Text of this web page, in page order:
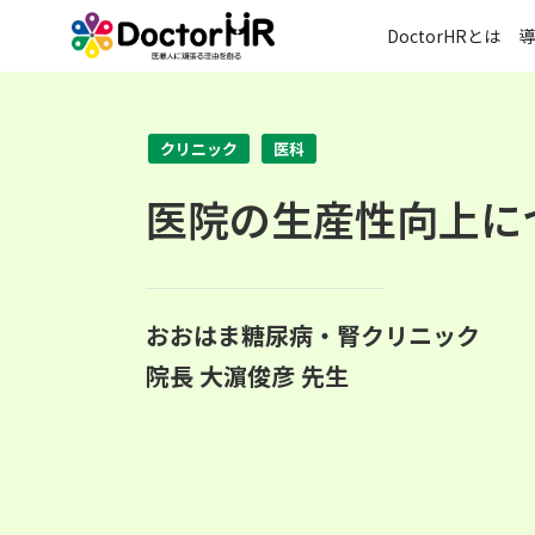
DoctorHRとは
クリニック 医科
医院の生産性向上
おおはま糖尿病・腎クリニック
院長 大濵俊彦 先生